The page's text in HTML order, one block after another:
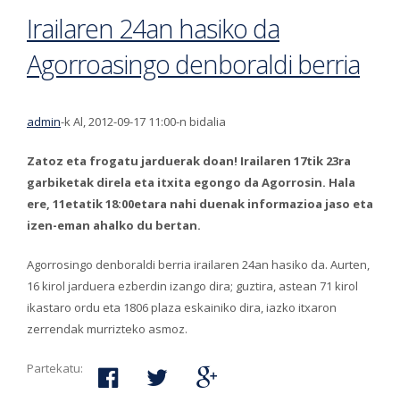
Irailaren 24an hasiko da
Agorroasingo denboraldi berria
admin-k Al, 2012-09-17 11:00-n bidalia
Zatoz eta frogatu jarduerak doan! Irailaren 17tik 23ra
garbiketak direla eta itxita egongo da Agorrosin. Hala
ere, 11etatik 18:00etara nahi duenak informazioa jaso eta
izen-eman ahalko du bertan.
Agorrosingo denboraldi berria irailaren 24an hasiko da. Aurten,
16 kirol jarduera ezberdin izango dira; guztira, astean 71 kirol
ikastaro ordu eta 1806 plaza eskainiko dira, iazko itxaron
zerrendak murrizteko asmoz.
Partekatu: